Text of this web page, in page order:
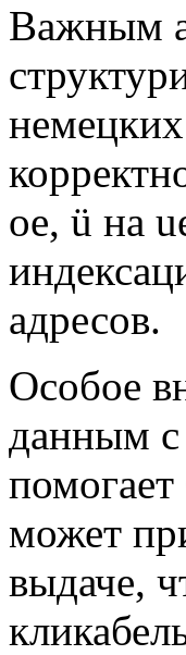
Важным
oe, ü на
адресов.
Особое
данным с
может
выдаче,